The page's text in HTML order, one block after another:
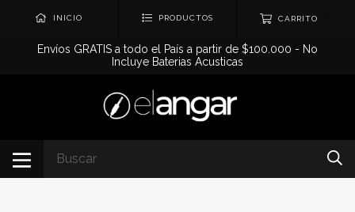
INICIO PRODUCTOS CARRITO
Envíos GRATIS a todo el País a partir de $100.000 - No
Incluye Baterias Acusticas